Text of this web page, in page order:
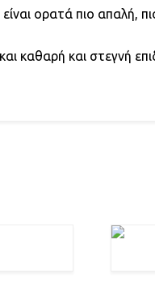
ορατά πιο απαλή,
καθαρή και στεγνή